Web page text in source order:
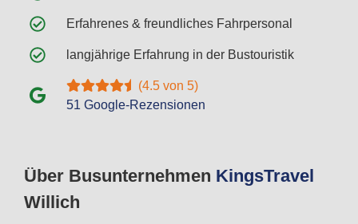
Über Busunternehmen KingsTravel
Willich
Erfahrenes & freundliches Fahrpersonal
langjährige Erfahrung in der Bustouristik
(4.5 von 5)
51 Google-Rezensionen